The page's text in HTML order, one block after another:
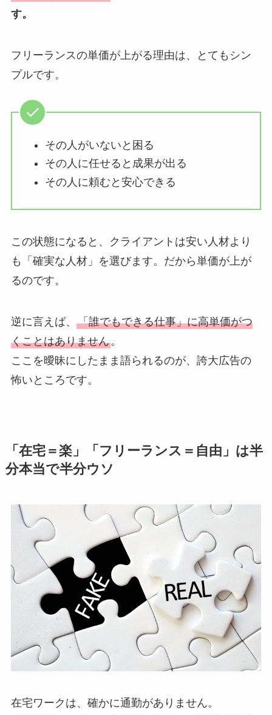
す。
フリーランスの単価が上がる理由は、とてもシン
プルです。
その人がいないと困る
その人に任せると成果が出る
その人に頼むと安心できる
この状態になると、クライアントは安い人材より
も「確実な人材」を選びます。だから単価が上が
るのです。
逆に言えば、 「誰でもできる仕事」に高単価がつ
くことはありません。
ここを曖昧にしたまま語られるのが、誇大広告の
怖いところです。
「在宅＝楽」「フリーランス＝自由」は半
分本当で半分ウソ
在宅ワークは、確かに通勤がありません。